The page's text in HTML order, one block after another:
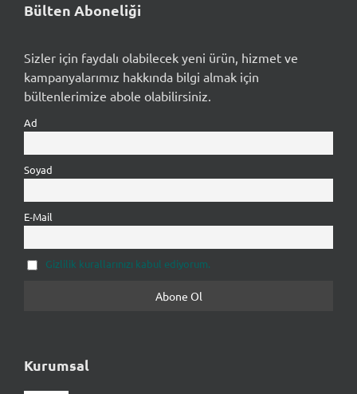
Bülten Aboneliği
Sizler için faydalı olabilecek yeni ürün, hizmet ve
kampanyalarımız hakkında bilgi almak için
bültenlerimize abole olabilirsiniz.
Ad
Soyad
E-Mail
Gizlilik kurallarınızı kabul ediyorum.
Kurumsal